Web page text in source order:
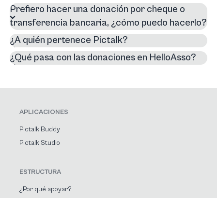
Prefiero hacer una donación por cheque o
transferencia bancaria, ¿cómo puedo hacerlo?
¿A quién pertenece Pictalk?
¿Qué pasa con las donaciones en HelloAsso?
APLICACIONES
Pictalk Buddy
Pictalk Studio
ESTRUCTURA
¿Por qué apoyar?